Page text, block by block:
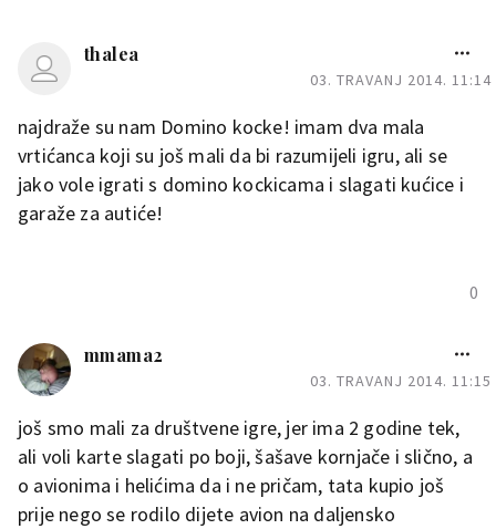
thalea
03. TRAVANJ 2014. 11:14
najdraže su nam Domino kocke! imam dva mala
vrtićanca koji su još mali da bi razumijeli igru, ali se
jako vole igrati s domino kockicama i slagati kućice i
garaže za autiće!
0
mmama2
03. TRAVANJ 2014. 11:15
još smo mali za društvene igre, jer ima 2 godine tek,
ali voli karte slagati po boji, šašave kornjače i slično, a
o avionima i helićima da i ne pričam, tata kupio još
prije nego se rodilo dijete avion na daljensko